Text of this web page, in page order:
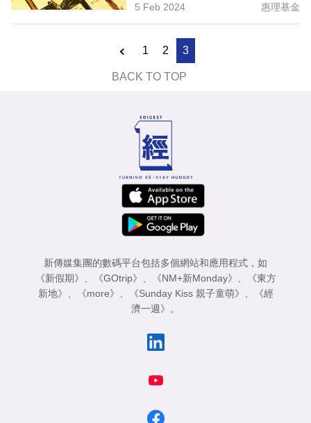
5 Feb 2024 惠理基金
1 2 3
BACK TO TOP
新傳媒集團的數碼平台包括多個網站和應用程式，如
《新假期》
《GOtrip》 《NM+新Monday》
《東方
新地》
《more》 《Sunday Kiss 親子童萌》
《經
濟一週》
。